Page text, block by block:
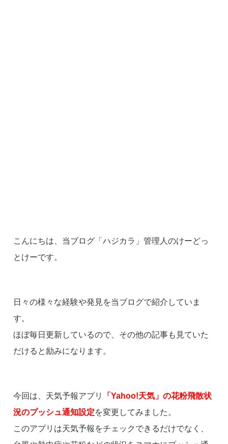
こんにちは、当ブログ「ハジカラ」管理人のけーどっ
とけーです。
日々の様々な経験や発見を当ブログで紹介していま
す。
ほぼ毎日更新しているので、その他の記事も見ていた
だけると励みになります。
今回は、天気予報アプリ
「Yahoo!天気」の花粉飛散状
況のプッシュ通知設定を変更してみました。
このアプリは天気予報をチェックできるだけでなく、